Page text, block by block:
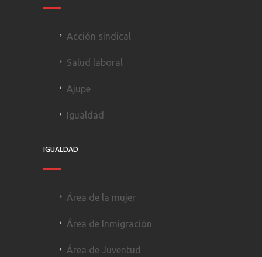
Acción sindical
Salud laboral
Ajupe
Igualdad
IGUALDAD
Área de la mujer
Área de Inmigración
Área de Juventud